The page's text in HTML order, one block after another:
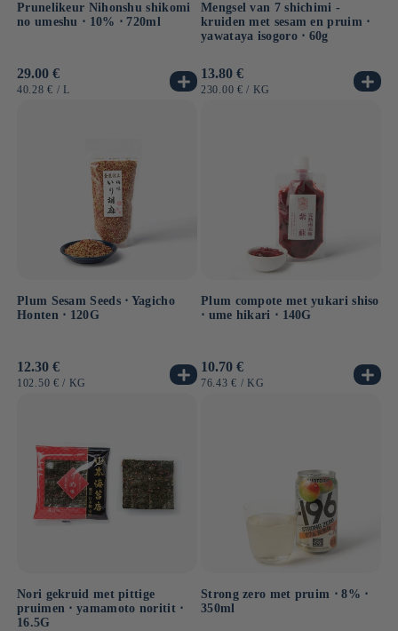
Prunelikeur Nihonshu shikomi
no umeshu ⋅ 10% ⋅ 720ml
Normale
prijs
29.00 €
EENHEIDSPRIJS
40.28 € / PER
L
Mengsel van 7 shichimi -
kruiden met sesam en pruim ⋅
yawataya isogoro ⋅ 60g
Normale
prijs
13.80 €
EENHEIDSPRIJS
230.00 € / PER
KG
Plum Sesam Seeds ⋅ Yagicho
Honten ⋅ 120G
Normale
prijs
12.30 €
EENHEIDSPRIJS
102.50 € / PER
KG
Plum compote met yukari shiso
⋅ ume hikari ⋅ 140G
Normale
prijs
10.70 €
EENHEIDSPRIJS
76.43 € / PER
KG
Nori gekruid met pittige
pruimen ⋅ yamamoto noritit ⋅
16.5G
Strong zero met pruim ⋅ 8% ⋅
350ml